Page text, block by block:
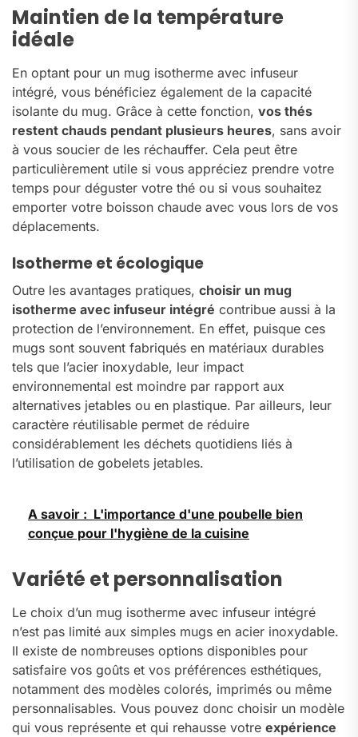
Maintien de la température
idéale
En optant pour un mug isotherme avec infuseur
intégré, vous bénéficiez également de la capacité
isolante du mug. Grâce à cette fonction, vos thés
restent chauds pendant plusieurs heures, sans avoir
à vous soucier de les réchauffer. Cela peut être
particulièrement utile si vous appréciez prendre votre
temps pour déguster votre thé ou si vous souhaitez
emporter votre boisson chaude avec vous lors de vos
déplacements.
Isotherme et écologique
Outre les avantages pratiques, choisir un mug
isotherme avec infuseur intégré contribue aussi à la
protection de l’environnement. En effet, puisque ces
mugs sont souvent fabriqués en matériaux durables
tels que l’acier inoxydable, leur impact
environnemental est moindre par rapport aux
alternatives jetables ou en plastique. Par ailleurs, leur
caractère réutilisable permet de réduire
considérablement les déchets quotidiens liés à
l’utilisation de gobelets jetables.
A savoir : L'importance d'une poubelle bien
conçue pour l'hygiène de la cuisine
Variété et personnalisation
Le choix d’un mug isotherme avec infuseur intégré
n’est pas limité aux simples mugs en acier inoxydable.
Il existe de nombreuses options disponibles pour
satisfaire vos goûts et vos préférences esthétiques,
notamment des modèles colorés, imprimés ou même
personnalisables. Vous pouvez donc choisir un modèle
qui vous représente et qui rehausse votre expérience